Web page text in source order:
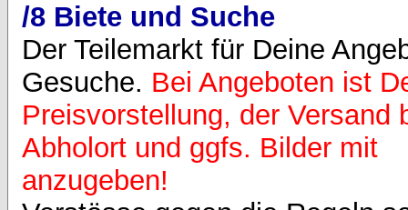
/8 Biete und Suche
Der Teilemarkt für Deine
Gesuche. Bei Angeboten ist
Preisvorstellung, der Versand
Abholort und ggfs. Bilder mit
anzugeben!